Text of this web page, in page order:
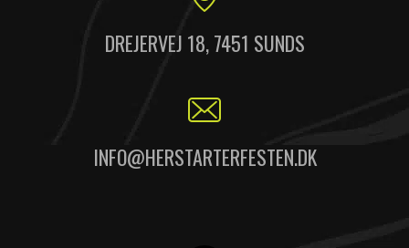
DREJERVEJ 18, 7451 SUNDS
INFO@HERSTARTERFESTEN.DK